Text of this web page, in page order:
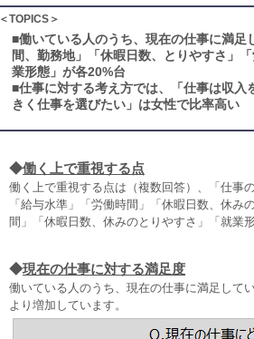
＜TOPICS＞
■働いている人のうち、現在の仕事に満
間、勤務地」「休暇日数、とりやすさ」
業形態」が各20%台
■仕事に対する考え方では、「仕事は収
きく仕事を選びたい」は女性で比率高い
◆働く上で重視する点
働く上で重視する点は（複数回答）、「仕事
「給与水準」「労働時間」「休暇日数、休
間」「休暇日数、休みのとりやすさ」「就業
◆現在の仕事に対する満足度
働いている人のうち、現在の仕事に満足して
より増加しています。